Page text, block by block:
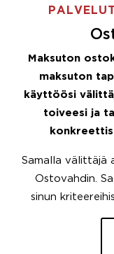
Maksuton
maksuton
käyttöösi
toiveesi ja
Samalla välittäjä
Ostovahdin.
sinun